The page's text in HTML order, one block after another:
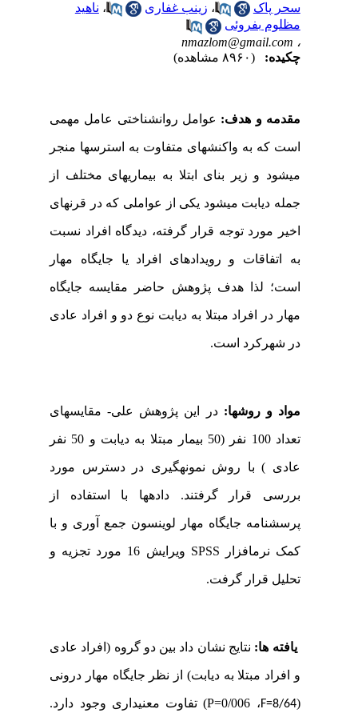
سحر پاک
،زینب غفاری ،ناهید
مظلوم بفروئی
nmazlom@gmail.com
چکیده:
مقدمه و هدف:عوامل روانشناختی عامل مهمی
است که به واکنش­های متفاوت به استرس­ها منجر
می­شود و زیر بنای ابتلا به بیماری­های مختلف از
جمله دیابت می­شود یکی از عواملی که در قرن­های
اخیر مورد توجه قرار گرفته، دیدگاه افراد نسبت
به اتفاقات و رویدادهای افراد یا جایگاه مهار
است؛ لذا هدف پژوهش حاضر مقایسه جایگاه
مهار در افراد مبتلا به دیابت نوع دو و افراد عادی
در شهرکرد است.
مواد و روش­ها: در این پژوهش علی-مقایسه­ای
تعداد 100 نفر (50 بیمار مبتلا به دیابت و 50 نفر
عادی ) با روش نمونه­گیری در دسترس مورد
بررسی قرار گرفتند. داده­ها با استفاده از
پرسشنامه جایگاه مهار لوینسون جمع آوری و با
کمک نرم­افزار SPSS ویرایش 16 مورد تجزیه و
تحلیل قرار گرفت.
یافته ­ها: نتایج نشان دادبین دو گروه (افراد عادی
و افراد مبتلا به دیابت) از نظر جایگاه مهار درونی
F=8/64، P=0/006 ) تفاوت معنی­داری وجود دارد.